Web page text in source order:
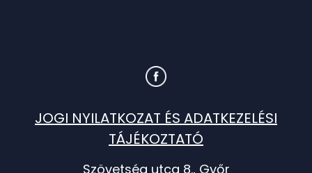
JOGI NYILATKOZAT ÉS ADATKEZELÉSI
TÁJÉKOZTATÓ
Szövetség utca 8., Győr